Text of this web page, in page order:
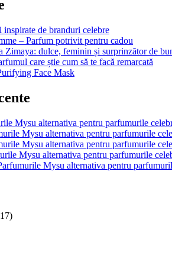
de branduri celebre
– Parfum potrivit pentru cadou
Zimaya: dulce, feminin și surprinzător de
care știe cum să te facă remarcată
Face Mask
Mysu alternativa pentru parfumurile
Mysu alternativa pentru parfumurile
Mysu alternativa pentru parfumurile
Mysu alternativa pentru parfumurile
Mysu alternativa pentru